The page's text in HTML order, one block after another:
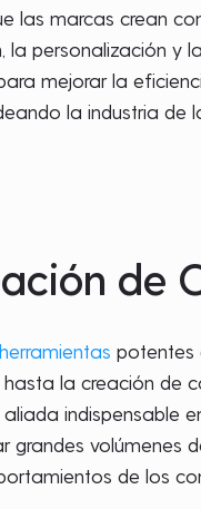
marcas crean
personalización y
mejorar la
la industria de
de
herramientas potentes
la creación de
indispensable
volúmenes
de los